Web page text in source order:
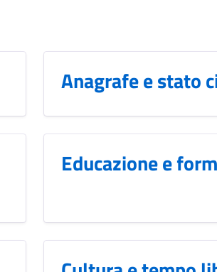
Anagrafe e stato
Educazione e